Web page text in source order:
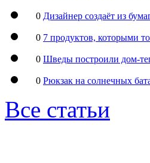
0 Дизайнер создаёт из
0 7 продуктов, которыми
0 Шведы построили дом-
0 Рюкзак на солнечных
Все статьи